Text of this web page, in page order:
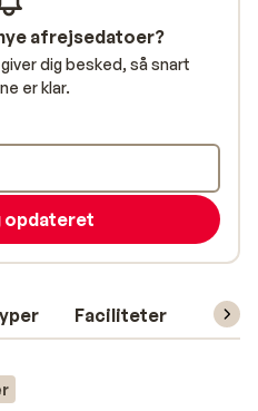
Faciliteter
afrejsedatoer?
dig besked, så snart
er klar.
opdateret